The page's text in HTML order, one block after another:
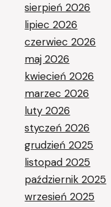
sierpień 2026
lipiec 2026
czerwiec 2026
maj 2026
kwiecień 2026
marzec 2026
luty 2026
styczeń 2026
grudzień 2025
listopad 2025
październik 2025
wrzesień 2025